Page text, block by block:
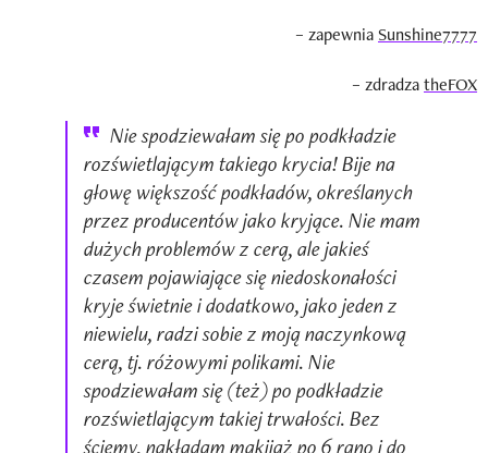
– zapewniaSunshine7777
– zdradzatheFOX
Nie spodziewałam się po podkładzie
rozświetlającym takiego krycia! Bije na
głowę większość podkładów, określanych
przez producentów jako kryjące. Nie mam
dużych problemów z cerą, ale jakieś
czasem pojawiające się niedoskonałości
kryje świetnie i dodatkowo, jako jeden z
niewielu, radzi sobie z moją naczynkową
cerą, tj. różowymi polikami. Nie
spodziewałam się (też) po podkładzie
rozświetlającym takiej trwałości. Bez
ściemy, nakładam makijaż po 6 rano i do